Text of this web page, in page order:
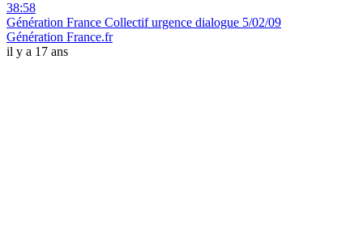
38:58
Génération France Collectif urgence dialogue 5/02/09
Génération France.fr
il y a 17 ans